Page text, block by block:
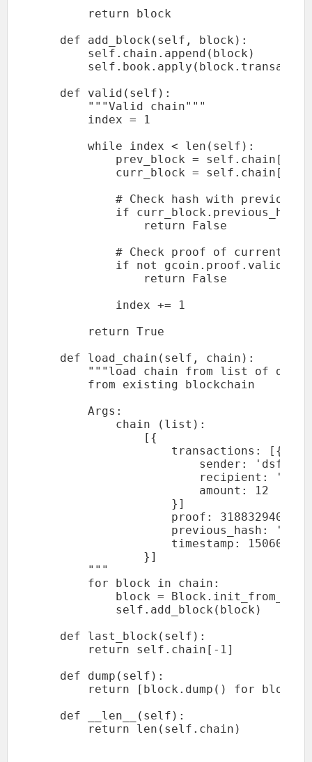
        return block
    def add_block(self, block):
        self.chain.append(block)
    def valid(self):
        """Valid chain"""
        index = 1
        while index < len(self):
prev_block =
curr_block =
# Check hash with previous
if curr_block.previous_hash
                return False
# Check proof of current
if not
                return False
            index += 1
        return True
    def load_chain(self, chain):
"""load chain from list of
        from existing blockchain
        Args:
            chain (list):
                [{
                    transactions: [{
sender:
recipient:
                        amount: 12
                    }]
                    proof: 318832940000
previous_hash:
timestamp:
                }]
        """
        for block in chain:
block =
            self.add_block(block)
    def last_block(self):
        return self.chain[-1]
    def dump(self):
return [block.dump() for block
    def __len__(self):